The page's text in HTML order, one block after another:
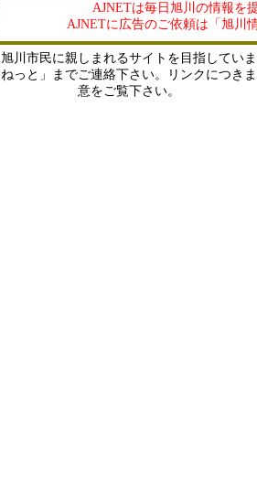
AJNETは毎日旭川の情報を
AJNETに広告のご依頼は「旭川
川市民に親しまれるサイトを目指してい
っと」までご連絡下さい。リンクにつき
意をご覧下さい。